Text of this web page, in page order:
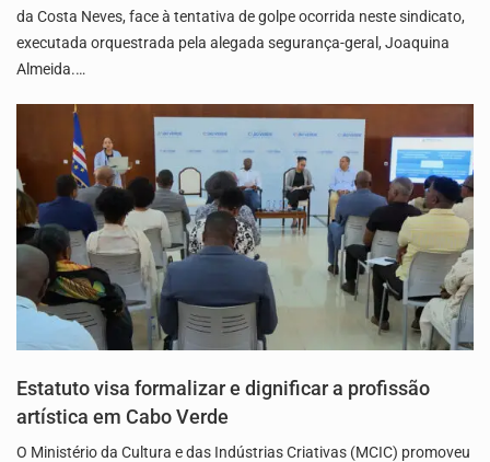
da Costa Neves, face à tentativa de golpe ocorrida neste sindicato,
executada orquestrada pela alegada segurança-geral, Joaquina
Almeida.…
Estatuto visa formalizar e dignificar a profissão
artística em Cabo Verde
O Ministério da Cultura e das Indústrias Criativas (MCIC) promoveu